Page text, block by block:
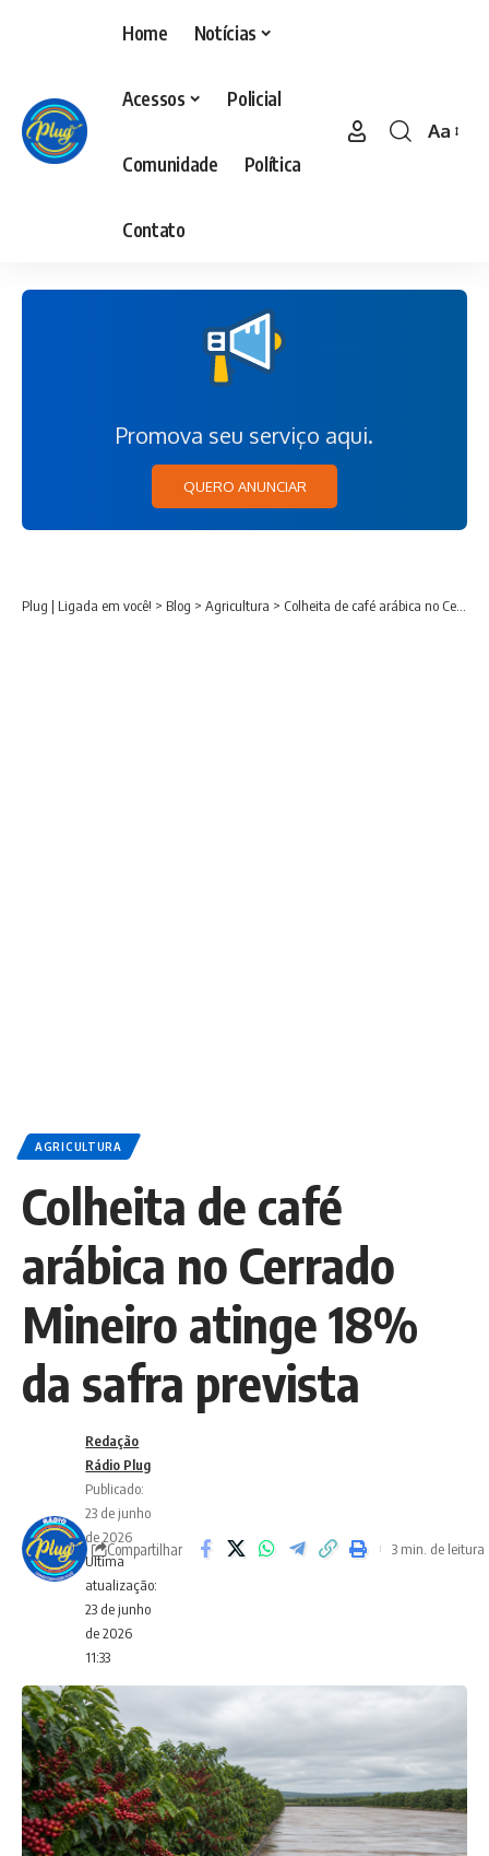
Home Notícias
Acessos Policial
Comunidade Política
Contato
Aa
Promova seu serviço aqui.
QUERO ANUNCIAR
Plug | Ligada em você! > Blog > Agricultura > Colheita de café arábica no Cerrado Mineiro atinge 18% da safra prevista
AGRICULTURA
Colheita de café
arábica no Cerrado
Mineiro atinge 18%
da safra prevista
Ultima
atualização:
23 de junho
de 2026
11:33
Redação
Rádio Plug
Publicado:
23 de junho
de 2026
Compartilhar 3 min. de leitura